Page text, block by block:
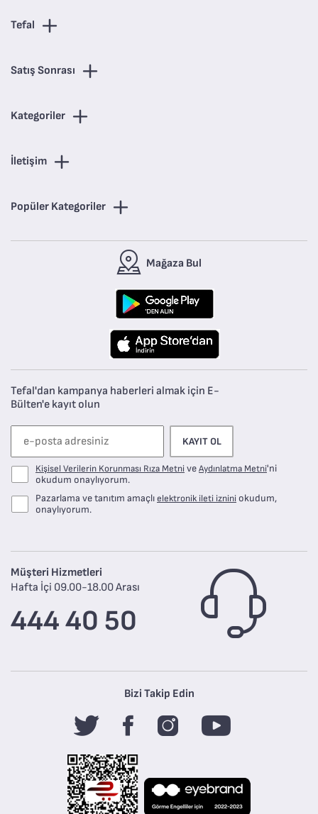
Tefal
Satış Sonrası
Kategoriler
İletişim
Popüler Kategoriler
Mağaza Bul
Tefal'dan kampanya haberleri almak için E-
Bülten'e kayıt olun
KAYIT OL
Kişisel Verilerin Korunması Rıza MetniveAydınlatma Metni'ni
okudum onaylıyorum.
Pazarlama ve tanıtım amaçlıelektronik ileti iznini okudum,
onaylıyorum.
Müşteri Hizmetleri
Hafta İçi 09.00-18.00 Arası
444 40 50
Bizi Takip Edin